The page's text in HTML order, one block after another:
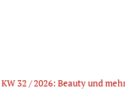
32 / 2026: Beauty und